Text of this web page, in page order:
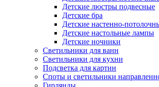
Детские люстры подвесные
Детские бра
Детские настенно-
Детские настольные лампы
Детские ночники
Светильники для ванн
Светильники для кухни
Подсветка для картин
Споты и светильники
Гирлянды